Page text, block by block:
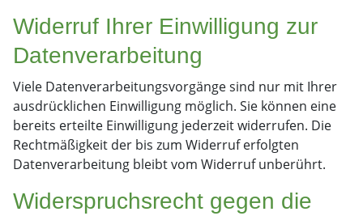
Widerruf Ihrer Einwilligung zur
Datenverarbeitung
Viele Datenverarbeitungsvorgänge sind nur mit Ihrer
ausdrücklichen Einwilligung möglich. Sie können eine
bereits erteilte Einwilligung jederzeit widerrufen. Die
Rechtmäßigkeit der bis zum Widerruf erfolgten
Datenverarbeitung bleibt vom Widerruf unberührt.
Widerspruchsrecht gegen die